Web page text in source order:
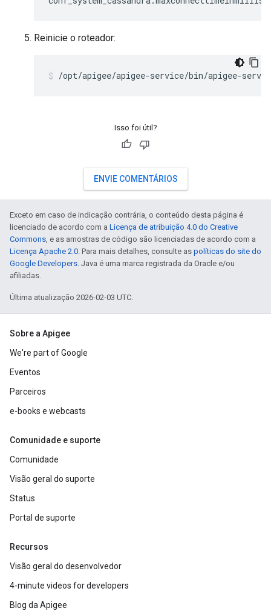
Reinicie o roteador:
/opt/apigee/apigee-service/bin/apigee-
Isso foi útil?
ENVIE COMENTÁRIOS
Exceto em caso de indicação contrária, o conteúdo desta página é
licenciado de acordo com a Licença de atribuição 4.0 do Creative
Commons, e as amostras de código são licenciadas de acordo com a
Licença Apache 2.0. Para mais detalhes, consulte as políticas do site do
Google Developers. Java é uma marca registrada da Oracle e/ou
afiliadas.
Última atualização 2026-02-03 UTC.
Sobre a Apigee
We're part of Google
Eventos
Parceiros
e-books e webcasts
Comunidade e suporte
Comunidade
Visão geral do suporte
Status
Portal de suporte
Recursos
Visão geral do desenvolvedor
4-minute videos for developers
Blog da Apigee